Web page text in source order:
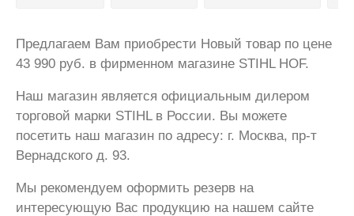
Предлагаем Вам приобрести Новый товар по цене
43 990 руб. в фирменном магазине STIHL HOF.
Наш магазин является официальным дилером
торговой марки STIHL в России. Вы можете
посетить наш магазин по адресу: г. Москва, пр-т
Вернадского д. 93.
Мы рекомендуем оформить резерв на
интересующую Вас продукцию на нашем сайте